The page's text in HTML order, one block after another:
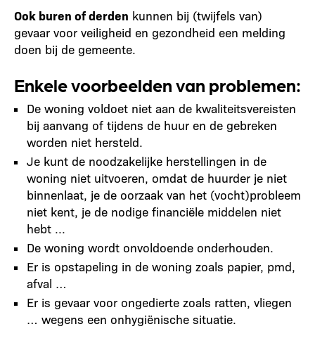
Ook buren of derden kunnen bij (twijfels van)
gevaar voor veiligheid en gezondheid een melding
doen bij de gemeente.
Enkele voorbeelden van problemen:
De woning voldoet niet aan de kwaliteitsvereisten
bij aanvang of tijdens de huur en de gebreken
worden niet hersteld.
Je kunt de noodzakelijke herstellingen in de
woning niet uitvoeren, omdat de huurder je niet
binnenlaat, je de oorzaak van het (vocht)probleem
niet kent, je de nodige financiële middelen niet
hebt ...
De woning wordt onvoldoende onderhouden.
Er is opstapeling in de woning zoals papier, pmd,
afval …
Er is gevaar voor ongedierte zoals ratten, vliegen
… wegens een onhygiënische situatie.